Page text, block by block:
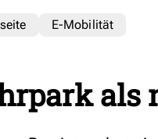
E-Mobilität
als